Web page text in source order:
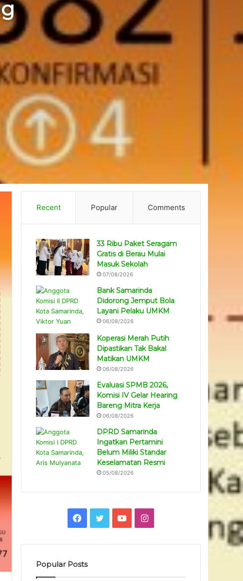
Recent Popular Comments
33 Ribu Paket Seragam
Gratis di Berau Mulai
Masuk Sekolah
07/08/2026
Bank Samarinda
Didorong Jemput Bola
Layani Pelaku UMKM
06/08/2026
Koperasi Merah Putih
Dipastikan Tak Bakal
Matikan UMKM
06/08/2026
Evaluasi SPMB 2026,
Komisi IV Gelar Hearing
Bareng Mitra Kerja
06/08/2026
DPRD Samarinda
Ingatkan Pertamini
Belum Miliki Standar
Keselamatan Resmi
05/08/2026
Facebook
TwitterYouTubeInstagram
Popular Posts